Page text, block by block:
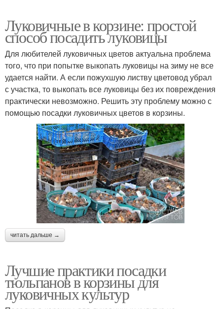
Луковичные в корзине: простой
способ посадить луковицы
Для любителей луковичных цветов актуальна проблема
того, что при попытке выкопать луковицы на зиму не все
удается найти. А если пожухшую листву цветовод убрал
с участка, то выкопать все луковицы без их повреждения
практически невозможно. Решить эту проблему можно с
помощью посадки луковичных цветов в корзины.
читать дальше →
Лучшие практики посадки
тюльпанов в корзины для
луковичных культур